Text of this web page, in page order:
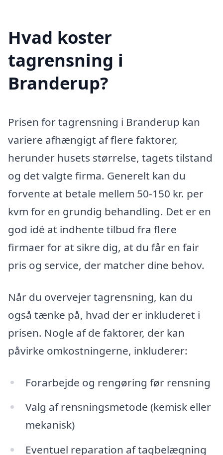
Hvad koster
tagrensning i
Branderup?
Prisen for tagrensning i Branderup kan
variere afhængigt af flere faktorer,
herunder husets størrelse, tagets tilstand
og det valgte firma. Generelt kan du
forvente at betale mellem 50-150 kr. per
kvm for en grundig behandling. Det er en
god idé at indhente tilbud fra flere
firmaer for at sikre dig, at du får en fair
pris og service, der matcher dine behov.
Når du overvejer tagrensning, kan du
også tænke på, hvad der er inkluderet i
prisen. Nogle af de faktorer, der kan
påvirke omkostningerne, inkluderer:
Forarbejde og rengøring før rensning
Valg af rensningsmetode (kemisk eller
mekanisk)
Eventuel reparation af tagbelægning